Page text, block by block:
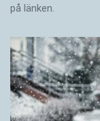
på länken.